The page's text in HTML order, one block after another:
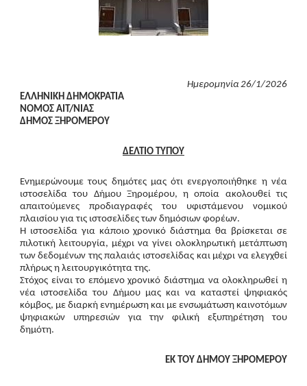
Ημερομηνία 26/1/2026
ΕΛΛΗΝΙΚΗ ΔΗΜΟΚΡΑΤΙΑ
ΝΟΜΟΣ ΑΙΤ/ΝΙΑΣ
ΔΗΜΟΣ ΞΗΡΟΜΕΡΟΥ
ΔΕΛΤΙΟ ΤΥΠΟΥ
Ενημερώνουμε τους δημότες μας ότι ενεργοποιήθηκε η νέα
ιστοσελίδα του Δήμου Ξηρομέρου, η οποία ακολουθεί τις
απαιτούμενες προδιαγραφές του υφιστάμενου νομικού
πλαισίου για τις ιστοσελίδες των δημόσιων φορέων.
Η ιστοσελίδα για κάποιο χρονικό διάστημα θα βρίσκεται σε
πιλοτική λειτουργία, μέχρι να γίνει ολοκληρωτική μετάπτωση
των δεδομένων της παλαιάς ιστοσελίδας και μέχρι να ελεγχθεί
πλήρως η λειτουργικότητα της.
Στόχος είναι το επόμενο χρονικό διάστημα να ολοκληρωθεί η
νέα ιστοσελίδα του Δήμου μας και να καταστεί ψηφιακός
κόμβος, με διαρκή ενημέρωση και με ενσωμάτωση καινοτόμων
ψηφιακών υπηρεσιών για την φιλική εξυπηρέτηση του
δημότη.
ΕΚ ΤΟΥ ΔΗΜΟΥ ΞΗΡΟΜΕΡΟΥ